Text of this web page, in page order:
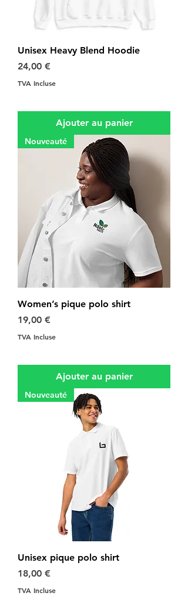
Unisex Heavy Blend Hoodie
Prix
24,00 €
TVA Incluse
Ajouter au panier
Nouveauté
Women’s pique polo shirt
Prix
19,00 €
TVA Incluse
Ajouter au panier
Nouveauté
Unisex pique polo shirt
Prix
18,00 €
TVA Incluse